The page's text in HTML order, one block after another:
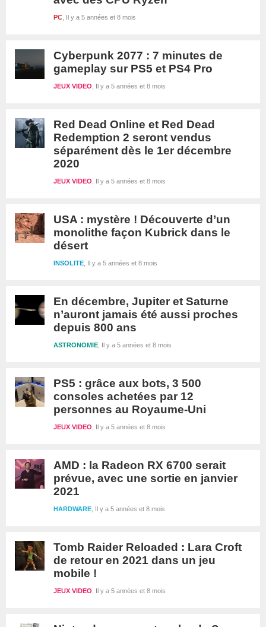
Il y a 5 années et 8 mois
PC
Cyberpunk 2077 : 7 minutes de
gameplay sur PS5 et PS4 Pro
Il y a 5 années et 8 mois
JEUX VIDEO
Red Dead Online et Red Dead
Redemption 2 seront vendus
séparément dès le 1er décembre
2020
Il y a 5 années et 8 mois
JEUX VIDEO
USA : mystère ! Découverte d’un
monolithe façon Kubrick dans le
désert
Il y a 5 années et 8 mois
INSOLITE
En décembre, Jupiter et Saturne
n’auront jamais été aussi proches
depuis 800 ans
Il y a 5 années et 8 mois
ASTRONOMIE
PS5 : grâce aux bots, 3 500
consoles achetées par 12
personnes au Royaume-Uni
Il y a 5 années et 8 mois
JEUX VIDEO
AMD : la Radeon RX 6700 serait
prévue, avec une sortie en janvier
2021
Il y a 5 années et 8 mois
HARDWARE
Tomb Raider Reloaded : Lara Croft
de retour en 2021 dans un jeu
mobile !
Il y a 5 années et 8 mois
JEUX VIDEO